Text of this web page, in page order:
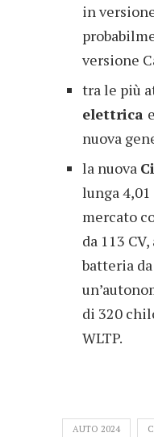
in
versione
tra le più
elettrica
nuova
la nuova
lunga
mercato
da 113
batteria
di 320
WLTP.
AUTO 2024